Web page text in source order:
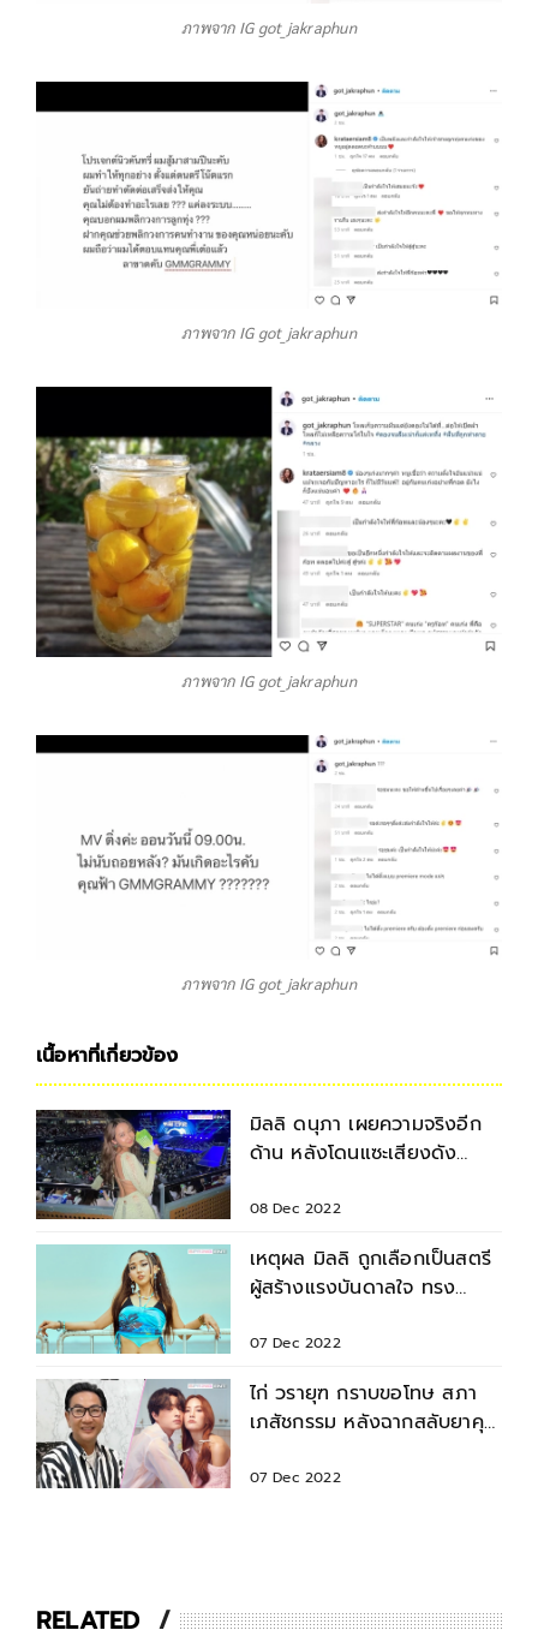
ภาพจาก IG got_jakraphun
ภาพจาก IG got_jakraphun
ภาพจาก IG got_jakraphun
ภาพจาก IG got_jakraphun
เนื้อหาที่เกี่ยวข้อง
มิลลิ ดนุภา เผยความจริงอีก
ด้าน หลังโดนแซะเสียงดัง
08 Dec 2022
เหตุผล มิลลิ ถูกเลือกเป็นสตรี
ผู้สร้างแรงบันดาลใจ ทรง
07 Dec 2022
ไก่ วรายุฑ กราบขอโทษ สภา
เภสัชกรรม หลังฉากสลับยาคุม
07 Dec 2022
RELATED